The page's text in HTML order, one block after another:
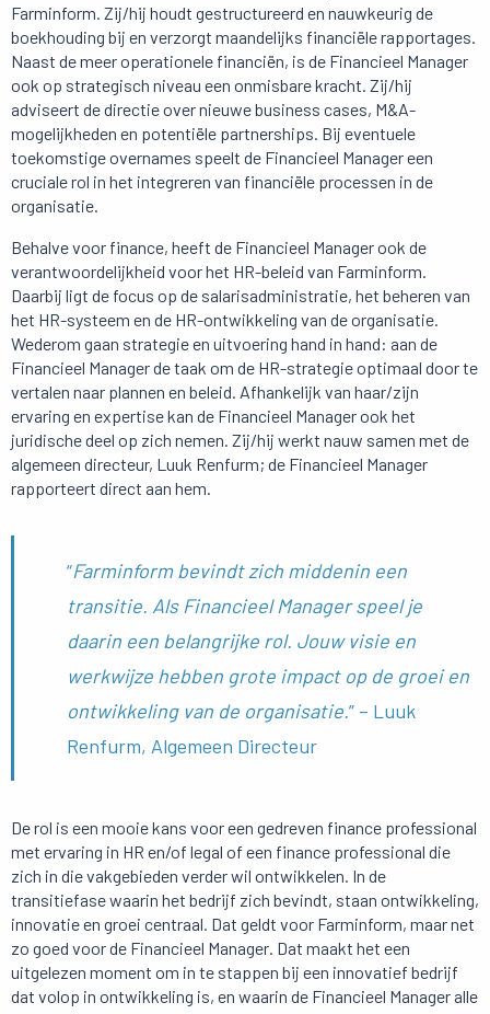
Farminform . Zij/hij houdt gestructureerd en nauwkeurig de
boekhouding bij en verzorgt maandelijks financiële rapportages.
Naast de meer operationele financiën, is de Financieel Manager
ook op strategisch niveau een onmisbare kracht. Zij/hij
adviseert de directie over nieuwe business cases, M&A-
mogelijkheden en potentiële partnerships. Bij eventuele
toekomstige overnames speelt de Financieel Manager een
cruciale rol in het integreren van financiële processen in de
organisatie.
Behalve voor finance, heeft de Financieel Manager ook de
verantwoordelijkheid voor het HR-beleid van Farminform
Daarbij ligt de focus op de salarisadministratie, het beheren van
het HR-systeem en de HR-ontwikkeling van de organisatie.
Wederom gaan strategie en uitvoering hand in hand: aan de
Financieel Manager de taak om de HR-strategie optimaal door te
vertalen naar plannen en beleid. Afhankelijk van haar/zijn
ervaring en expertise kan de Financieel Manager ook het
juridische deel op zich nemen. Zij/hij werkt nauw samen met de
algemeen directeur, Luuk Renfurm; de Financieel Manager
rapporteert direct aan hem.
“Farminformbevindt zich middenin een
transitie. Als Financieel Manager speel je
daarin een belangrijke rol. Jouw visie en
werkwijze hebben grote impact op de groei en
ontwikkeling van de organisatie.” – Luuk
Renfurm, Algemeen Directeur
De rol is een mooie kans voor een gedreven finance professional
met ervaring in HR en/of legal of een finance professional die
zich in die vakgebieden verder wil ontwikkelen. In de
transitiefase waarin het bedrijf zich bevindt, staan ontwikkeling,
innovatie en groei centraal. Dat geldt voor Farminform, maar net
zo goed voor de Financieel Manager . Dat maakt het een
uitgelezen moment om in te stappen bij een innovatief bedrijf
dat volop in ontwikkeling is, en waarin de Financieel Manager alle